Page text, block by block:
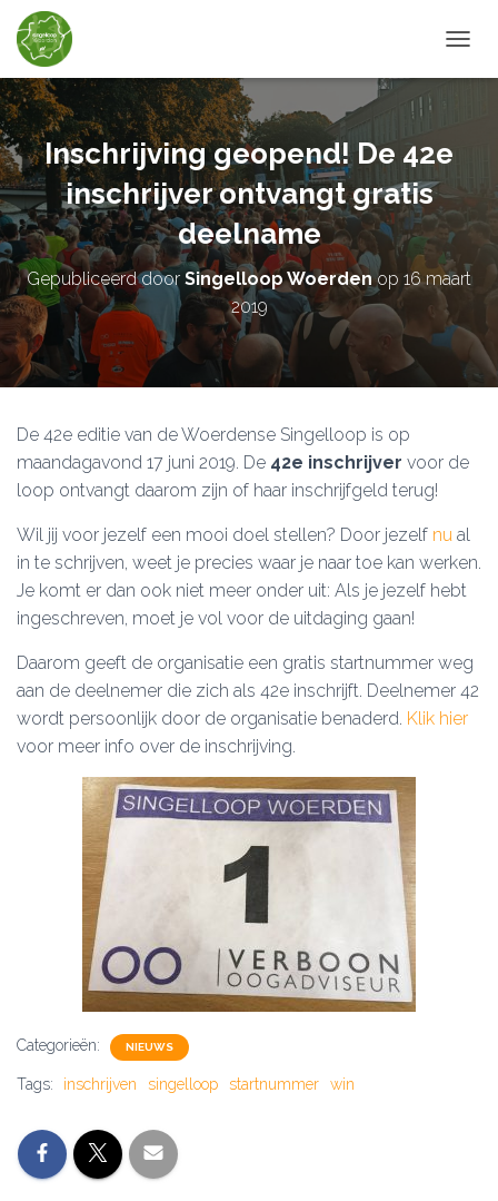
Inschrijving geopend! De 42e
inschrijver ontvangt gratis
deelname
Gepubliceerd door Singelloop Woerdenop 16 maart
2019
De 42e editie van de Woerdense Singelloop is op
maandagavond 17 juni 2019. De 42e inschrijver voor de
loop ontvangt daarom zijn of haar inschrijfgeld terug!
Wil jij voor jezelf een mooi doel stellen? Door jezelf nu al
in te schrijven, weet je precies waar je naar toe kan werken.
Je komt er dan ook niet meer onder uit: Als je jezelf hebt
ingeschreven, moet je vol voor de uitdaging gaan!
Daarom geeft de organisatie een gratis startnummer weg
aan de deelnemer die zich als 42e inschrijft. Deelnemer 42
wordt persoonlijk door de organisatie benaderd. Klik hier
voor meer info over de inschrijving.
Categorieën: NIEUWS
Tags: inschrijven singelloop startnummer win